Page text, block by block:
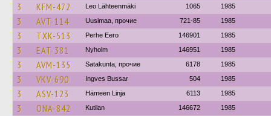
3 KFM-472 Leo Lähteenmäki 1065 1985
3 AVT-114 Uusimaa, прочие 721-85 1985
3 TXK-513 Perhe Eero 146901 1985
3 EAT-381 Nyholm 146951 1985
3 AVM-135 Satakunta, прочие 6178 1985
3 VKV-690 Ingves Bussar 504 1985
3 ASV-123 Hämeen Linja 6113 1985
3 ONA-842 Kutilan 146672 1985